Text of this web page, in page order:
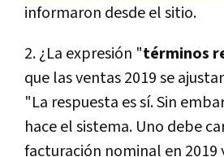
informaron desde el sitio.
2. ¿La expresión "términos
que las ventas 2019 se
"La respuesta es sí. Sin
hace el sistema. Uno debe
facturación nominal en 2019